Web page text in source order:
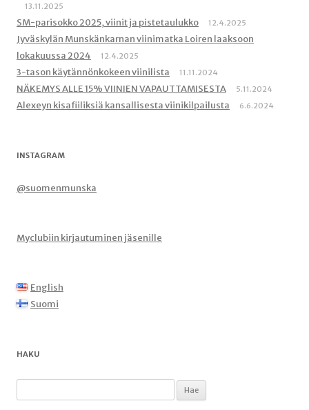
13.11.2025
SM-parisokko 2025, viinit ja pistetaulukko 12.4.2025
Jyväskylän Munskänkarnan viinimatka Loiren laaksoon
lokakuussa 2024
12.4.2025
3-tason käytännönkokeen viinilista 11.11.2024
NÄKEMYS ALLE 15% VIINIEN VAPAUTTAMISESTA 5.11.2024
Alexeyn kisafiiliksiä kansallisesta viinikilpailusta 6.6.2024
INSTAGRAM
@suomenmunska
Myclubiin kirjautuminen jäsenille
English
Suomi
HAKU